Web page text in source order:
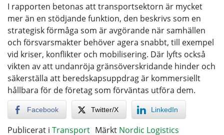
I rapporten betonas att transportsektorn är mycket
mer än en stödjande funktion, den beskrivs som en
strategisk förmåga som är avgörande när samhällen
och försvarsmakter behöver agera snabbt, till exempel
vid kriser, konflikter och mobilisering. Där lyfts också
vikten av att undanröja gränsöverskridande hinder och
säkerställa att beredskapsuppdrag är kommersiellt
hållbara för de företag som förväntas utföra dem.
Facebook Twitter/X LinkedIn
Publicerat i Transport Märkt Nordic Logistics